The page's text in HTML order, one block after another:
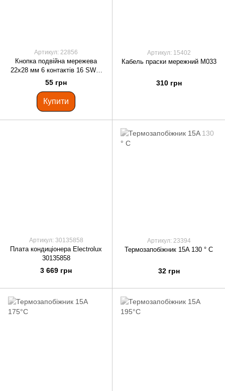
Артикул: 22856
Кнопка подвійна мережева
22х28 мм 6 контактів 16 SWT-
002
55 грн
Купити
Артикул: 15402
Кабель праски мережний M033
310 грн
Артикул: 30135858
Плата кондиціонера Electrolux
30135858
3 669 грн
Артикул: 23394
Термозапобіжник 15A 130 ° C
32 грн